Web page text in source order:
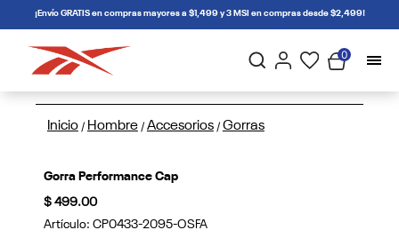
connectif¡Envío GRATIS en compras mayores a $1,499 y 3 MSI en compras desde $2,499!
0
Inicio / Hombre / Accesorios / Gorras
Gorra Performance Cap
$ 499.00
Artículo:CP0433-2095-OSFA